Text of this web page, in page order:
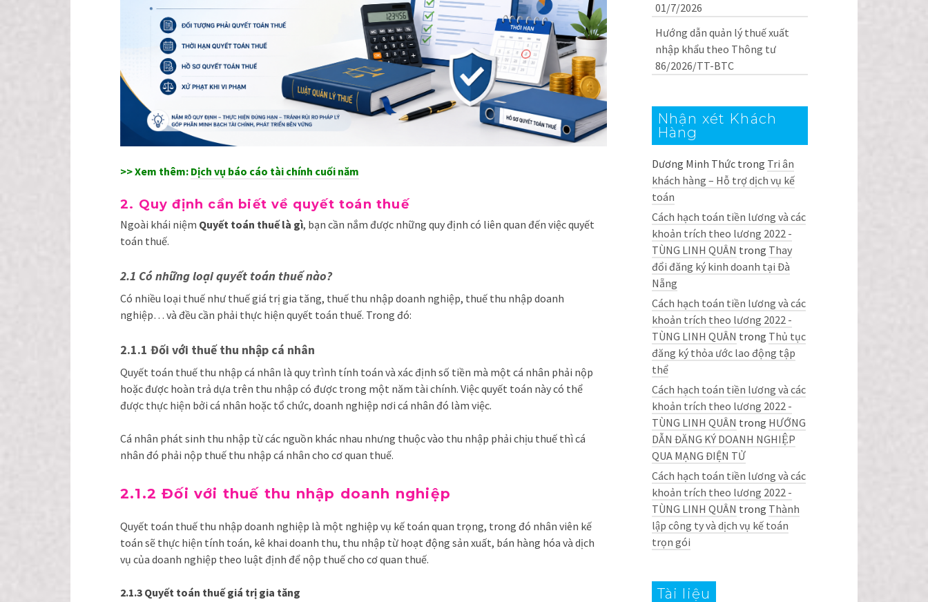
>> Xem thêm: Dịch vụ báo cáo tài chính cuối năm
2. Quy định cần biết về quyết toán thuế
Ngoài khái niệm Quyết toán thuế là gì, bạn cần nắm được những quy định có liên quan đến việc quyết
toán thuế.
2.1 Có những loại quyết toán thuế nào?
Có nhiều loại thuế như thuế giá trị gia tăng, thuế thu nhập doanh nghiệp, thuế thu nhập doanh
nghiệp… và đều cần phải thực hiện quyết toán thuế. Trong đó:
2.1.1 Đối với thuế thu nhập cá nhân
Quyết toán thuế thu nhập cá nhân là quy trình tính toán và xác định số tiền mà một cá nhân phải nộp
hoặc được hoàn trả dựa trên thu nhập có được trong một năm tài chính. Việc quyết toán này có thể
được thực hiện bởi cá nhân hoặc tổ chức, doanh nghiệp nơi cá nhân đó làm việc.
Cá nhân phát sinh thu nhập từ các nguồn khác nhau nhưng thuộc vào thu nhập phải chịu thuế thì cá
nhân đó phải nộp thuế thu nhập cá nhân cho cơ quan thuế.
2.1.2 Đối với thuế thu nhập doanh nghiệp
Quyết toán thuế thu nhập doanh nghiệp là một nghiệp vụ kế toán quan trọng, trong đó nhân viên kế
toán sẽ thực hiện tính toán, kê khai doanh thu, thu nhập từ hoạt động sản xuất, bán hàng hóa và dịch
vụ của doanh nghiệp theo luật định để nộp thuế cho cơ quan thuế.
2.1.3 Quyết toán thuế giá trị gia tăng
01/7/2026
Hướng dẫn quản lý thuế xuất
nhập khẩu theo Thông tư
86/2026/TT-BTC
Nhận xét Khách
Hàng
Dương Minh Thứctrong Tri ân
khách hàng – Hỗ trợ dịch vụ kế
toán
Cách hạch toán tiền lương và các
khoản trích theo lương 2022 -
TÙNG LINH QUÂN trong Thay
đổi đăng ký kinh doanh tại Đà
Nẵng
Cách hạch toán tiền lương và các
khoản trích theo lương 2022 -
TÙNG LINH QUÂN trong Thủ tục
đăng ký thỏa ước lao động tập
thể
Cách hạch toán tiền lương và các
khoản trích theo lương 2022 -
TÙNG LINH QUÂN trong HƯỚNG
DẪN ĐĂNG KÝ DOANH NGHIỆP
QUA MẠNG ĐIỆN TỬ
Cách hạch toán tiền lương và các
khoản trích theo lương 2022 -
TÙNG LINH QUÂN trong Thành
lập công ty và dịch vụ kế toán
trọn gói
Tài liệu